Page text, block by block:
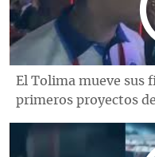
El Tolima mueve sus
primeros proyectos